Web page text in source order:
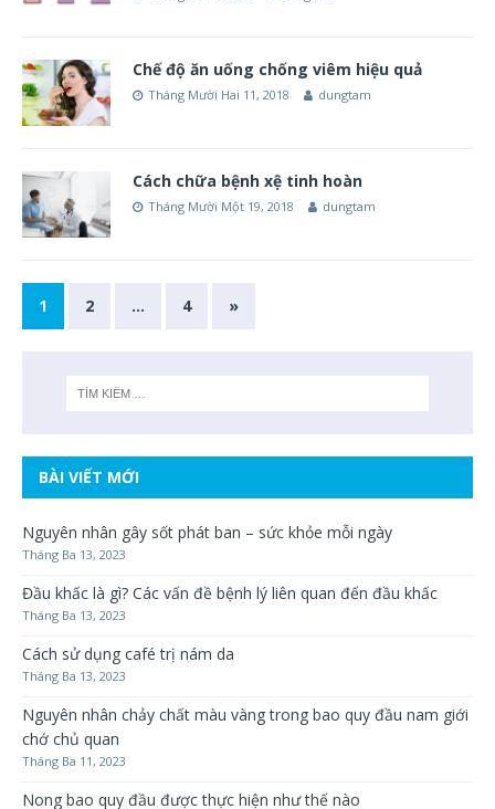
Chế độ ăn uống chống viêm hiệu quả
Tháng Mười Hai 11, 2018 dungtam
Cách chữa bệnh xệ tinh hoàn
Tháng Mười Một 19, 2018 dungtam
1 2 … 4 »
BÀI VIẾT MỚI
Nguyên nhân gây sốt phát ban – sức khỏe mỗi ngày
Tháng Ba 13, 2023
Đầu khấc là gì? Các vấn đề bệnh lý liên quan đến đầu khấc
Tháng Ba 13, 2023
Cách sử dụng café trị nám da
Tháng Ba 13, 2023
Nguyên nhân chảy chất màu vàng trong bao quy đầu nam giới
chớ chủ quan
Tháng Ba 11, 2023
Nong bao quy đầu được thực hiện như thế nào